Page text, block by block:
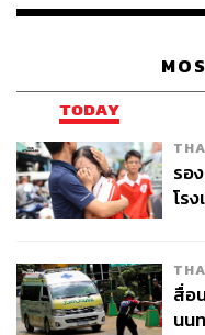
ชาญฉลาด ด้วยการจับกร
นักแสดงสาวสุดฮอต ‘น้
มารับตำแหน่ง
ผลให้ศุภาลัยเป็นแบรน
กรอบเล่นกับกระแส Girl
TODAY
รอ
โร
สื่อ
นน